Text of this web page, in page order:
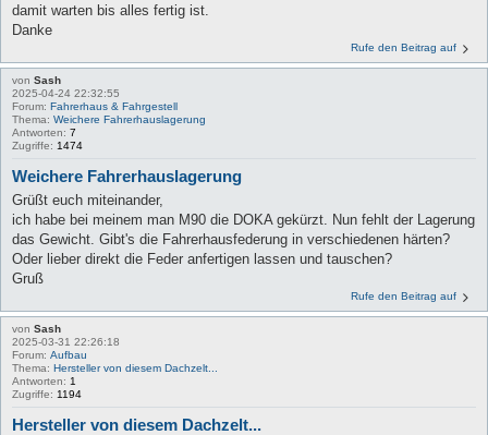
damit warten bis alles fertig ist.
Danke
Rufe den Beitrag auf
von Sash
2025-04-24 22:32:55
Forum: Fahrerhaus & Fahrgestell
Thema: Weichere Fahrerhauslagerung
Antworten: 7
Zugriffe: 1474
Weichere Fahrerhauslagerung
Grüßt euch miteinander,
ich habe bei meinem man M90 die DOKA gekürzt. Nun fehlt der Lagerung
das Gewicht. Gibt's die Fahrerhausfederung in verschiedenen härten?
Oder lieber direkt die Feder anfertigen lassen und tauschen?
Gruß
Rufe den Beitrag auf
von Sash
2025-03-31 22:26:18
Forum: Aufbau
Thema: Hersteller von diesem Dachzelt...
Antworten: 1
Zugriffe: 1194
Hersteller von diesem Dachzelt...